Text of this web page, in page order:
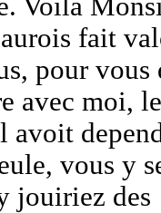
Voila
fait
pour vous
avec moi,
avoit
vous y
jouiriez des